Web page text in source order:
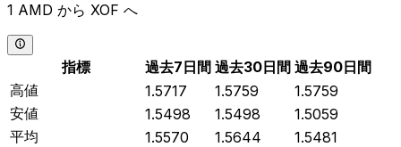
1 AMD から XOF へ
指標 過去7日間 過去30日間 過去90日間
高値
1.5717 1.5759
1.5759
安値
1.5498 1.5498
1.5059
平均
1.5570 1.5644
1.5481